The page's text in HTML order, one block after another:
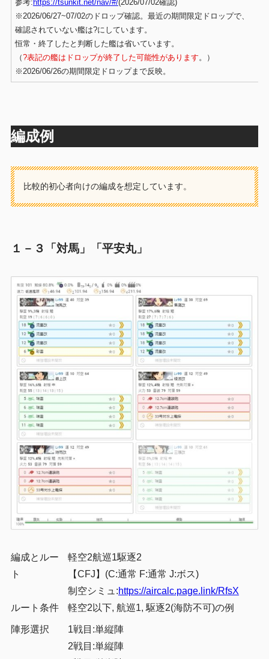
参考:https://tsunkit.net/nav/#/(2026/07/02確認)
※2026/06/27~07/02のドロップ確認。最近の期間限定ドロップで、
確認されていない艦は?にしています。
恒常・終了したと判断した艦は省いています。
（?表記の艦はドロップが終了した可能性があります 。）
※2026/06/26の期間限定ドロップまで反映。
編成例
比較的初心者向けの編成を想定しています。
１－３「対馬」「平安丸」
編成とルー
ト
軽空2航巡1駆逐2
【CFJ】(C:通常 F:通常 J:ボス)
制空シミュ:https://aircalc.page.link/RfsX
ルート条件
軽空2以下, 航巡1, 駆逐2(海防不可)の例
陣形選択
1戦目:単縦陣
2戦目:単縦陣